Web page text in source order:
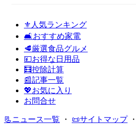
⚜️人気ランキング
🛋️おすすめ家電
🥩厳選食品グルメ
💴お得な日用品
🧮控除計算
📰記事一覧
💖お気に入り
お問合せ
📃ニュース一覧 ・ 📜サイトマップ・